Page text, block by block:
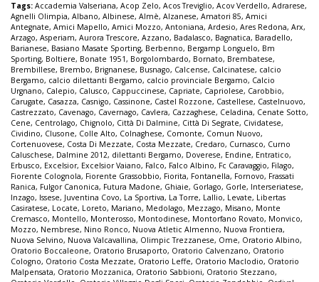
Tags: Accademia Valseriana, Acop Zelo, Acos Treviglio, Acov Verdello, Adrarese,
Agnelli Olimpia, Albano, Albinese, Almè, Alzanese, Amatori 85, Amici
Antegnate, Amici Mapello, Amici Mozzo, Antoniana, Ardesio, Ares Redona, Arx,
Arzago, Asperiam, Aurora Trescore, Azzano, Badalasco, Bagnatica, Baradello,
Barianese, Basiano Masate Sporting, Berbenno, Bergamp Longuelo, Bm
Sporting, Boltiere, Bonate 1951, Borgolombardo, Bornato, Brembatese,
Brembillese, Brembo, Brignanese, Busnago, Calcense, Calcinatese, calcio
Bergamo, calcio dilettanti Bergamo, calcio provinciale Bergamo, Calcio
Urgnano, Calepio, Calusco, Cappuccinese, Capriate, Capriolese, Carobbio,
Carugate, Casazza, Casnigo, Cassinone, Castel Rozzone, Castellese, Castelnuovo,
Castrezzato, Cavenago, Cavernago, Cavlera, Cazzaghese, Celadina, Cenate Sotto,
Cene, Centrolago, Chignolo, Città Di Dalmine, Città Di Segrate, Cividatese,
Cividino, Clusone, Colle Alto, Colnaghese, Comonte, Comun Nuovo,
Cortenuovese, Costa Di Mezzate, Costa Mezzate, Credaro, Curnasco, Curno
Caluschese, Dalmine 2012, dilettanti Bergamo, Doverese, Endine, Entratico,
Erbusco, Excelsior, Excelsior Vaiano, Falco, Falco Albino, Fc Caravaggio, Filago,
Fiorente Colognola, Fiorente Grassobbio, Fiorita, Fontanella, Fornovo, Frassati
Ranica, Fulgor Canonica, Futura Madone, Ghiaie, Gorlago, Gorle, Interseriatese,
Inzago, Issese, Juventina Covo, La Sportiva, La Torre, Lallio, Levate, Libertas
Casiratese, Locate, Loreto, Mariano, Medolago, Mezzago, Misano, Monte
Cremasco, Montello, Monterosso, Montodinese, Montorfano Rovato, Monvico,
Mozzo, Nembrese, Nino Ronco, Nuova Atletic Almenno, Nuova Frontiera,
Nuova Selvino, Nuova Valcavallina, Olimpic Trezzanese, Ome, Oratorio Albino,
Oratorio Boccaleone, Oratorio Brusaporto, Oratorio Calvenzano, Oratorio
Cologno, Oratorio Costa Mezzate, Oratorio Leffe, Oratorio Maclodio, Oratorio
Malpensata, Oratorio Mozzanica, Oratorio Sabbioni, Oratorio Stezzano,